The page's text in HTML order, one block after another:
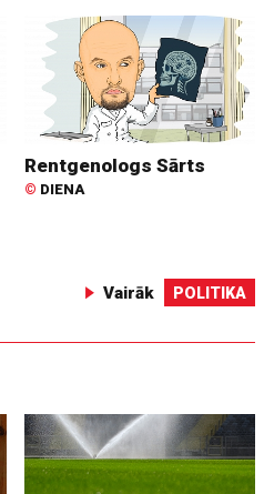
Rentgenologs Sārts
© DIENA
Vairāk POLITIKA